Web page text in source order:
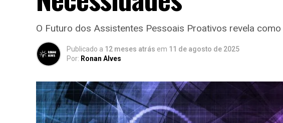
O Futuro dos Assistentes Pessoais Proativos revela
Publicado a 12 meses atrás em 11 de agosto de 2025
Por: Ronan Alves